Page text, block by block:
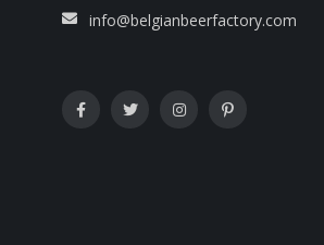
info@belgianbeerfactory.com